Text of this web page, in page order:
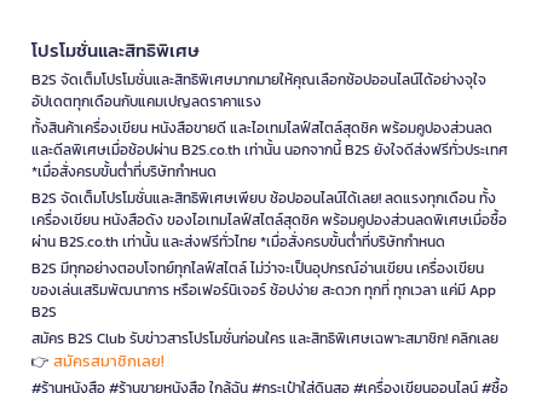
โปรโมชั่นและสิทธิพิเศษ
B2S จัดเต็มโปรโมชั่นและสิทธิพิเศษมากมายให้คุณเลือกช้อปออนไลน์ได้อย่างจุใจ
อัปเดตทุกเดือนกับแคมเปญลดราคาแรง
ทั้งสินค้าเครื่องเขียน หนังสือขายดี และไอเทมไลฟ์สไตล์สุดชิค พร้อมคูปองส่วนลด
และดีลพิเศษเมื่อช้อปผ่าน B2S.co.th เท่านั้น นอกจากนี้ B2S ยังใจดีส่งฟรีทั่วประเทศ
*เมื่อสั่งครบขั้นต่ำที่บริษัทกำหนด
B2S จัดเต็มโปรโมชั่นและสิทธิพิเศษเพียบ ช้อปออนไลน์ได้เลย! ลดแรงทุกเดือน ทั้ง
เครื่องเขียน หนังสือดัง ของไอเทมไลฟ์สไตล์สุดชิค พร้อมคูปองส่วนลดพิเศษเมื่อซื้อ
ผ่าน B2S.co.th เท่านั้น และส่งฟรีทั่วไทย *เมื่อสั่งครบขั้นต่ำที่บริษัทกำหนด
B2S มีทุกอย่างตอบโจทย์ทุกไลฟ์สไตล์ ไม่ว่าจะเป็นอุปกรณ์อ่านเขียน เครื่องเขียน
ของเล่นเสริมพัฒนาการ หรือเฟอร์นิเจอร์ ช้อปง่าย สะดวก ทุกที่ ทุกเวลา แค่มี App
B2S
สมัคร B2S Club รับข่าวสารโปรโมชั่นก่อนใคร และสิทธิพิเศษเฉพาะสมาชิก! คลิกเลย
👉 สมัครสมาชิกเลย!
#ร้านหนังสือ #ร้านขายหนังสือ ใกล้ฉัน #กระเป๋าใส่ดินสอ #เครื่องเขียนออนไลน์ #ซื้อ